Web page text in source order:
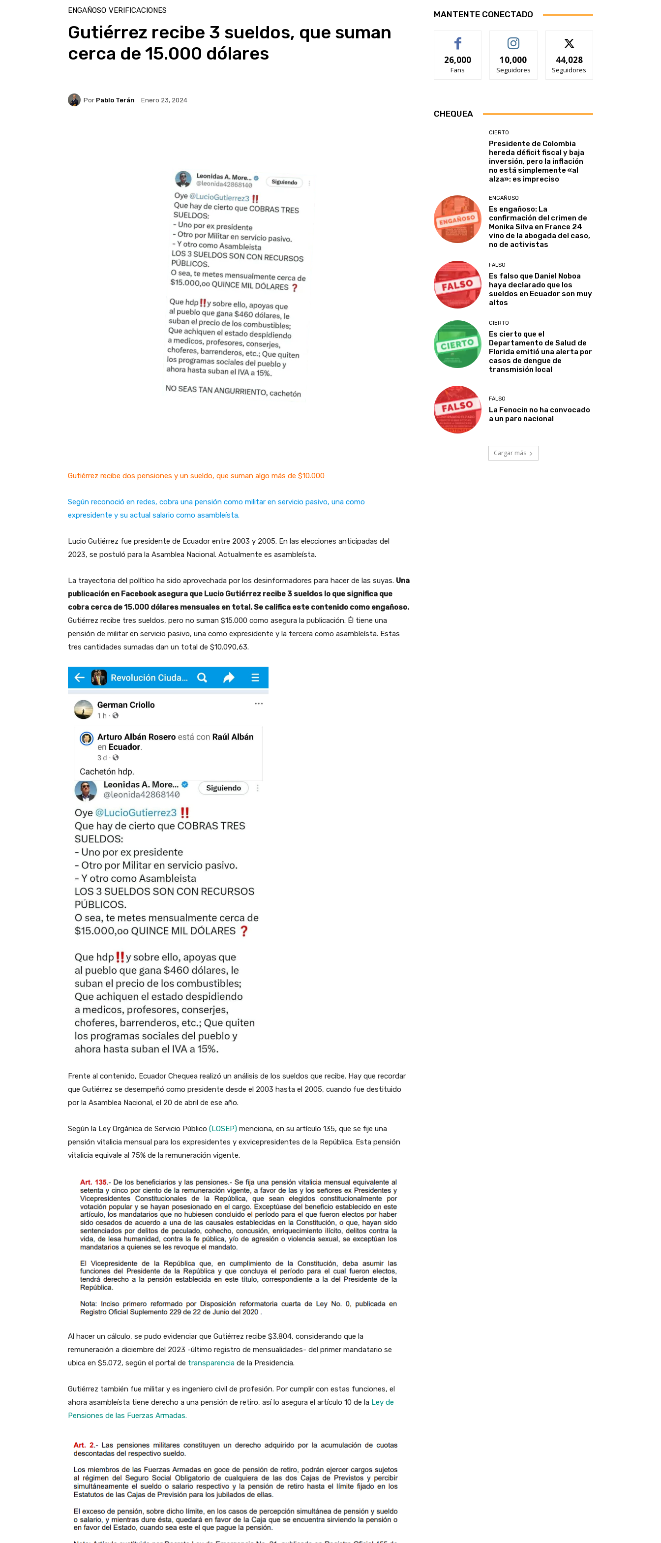
ENGAÑOSO VERIFICACIONES
Gutiérrez recibe 3 sueldos, que suman
cerca de 15.000 dólares
Por Pablo Terán Enero 23, 2024
Gutiérrez recibe dos pensiones y un sueldo, que suman algo más de $10.000
Según reconoció en redes, cobra una pensión como militar en servicio pasivo, una como
expresidente y su actual salario como asambleísta.
Lucio Gutiérrez fue presidente de Ecuador entre 2003 y 2005. En las elecciones anticipadas del
2023, se postuló para la Asamblea Nacional. Actualmente es asambleísta.
La trayectoria del político ha sido aprovechada por los desinformadores para hacer de las suyas. Una
publicación en Facebook asegura que Lucio Gutiérrez recibe 3 sueldos lo que significa que
cobra cerca de 15.000 dólares mensuales en total. Se califica este contenido como engañoso.
Gutiérrez recibe tres sueldos, pero no suman $15.000 como asegura la publicación. Él tiene una
pensión de militar en servicio pasivo, una como expresidente y la tercera como asambleísta. Estas
tres cantidades sumadas dan un total de $10.090,63.
Frente al contenido, Ecuador Chequea realizó un análisis de los sueldos que recibe. Hay que recordar
que Gutiérrez se desempeñó como presidente desde el 2003 hasta el 2005, cuando fue destituido
por la Asamblea Nacional, el 20 de abril de ese año.
Según la Ley Orgánica de Servicio Público (LOSEP) menciona, en su artículo 135, que se fije una
pensión vitalicia mensual para los expresidentes y exvicepresidentes de la República. Esta pensión
vitalicia equivale al 75% de la remuneración vigente.
Al hacer un cálculo, se pudo evidenciar que Gutiérrez recibe $3.804, considerando que la
remuneración a diciembre del 2023 -último registro de mensualidades- del primer mandatario se
ubica en $5.072, según el portal de transparencia de la Presidencia.
Gutiérrez también fue militar y es ingeniero civil de profesión. Por cumplir con estas funciones, el
ahora asambleísta tiene derecho a una pensión de retiro, así lo asegura el artículo 10 de la Ley de
Pensiones de las Fuerzas Armadas.
MANTENTE CONECTADO
26,000
Fans
10,000
Seguidores
44,028
Seguidores
CHEQUEA
CIERTO
Presidente de Colombia
hereda déficit fiscal y baja
inversión, pero la inflación
no está simplemente «al
alza»: es impreciso
ENGAÑOSO
Es engañoso: La
confirmación del crimen de
Monika Silva en France 24
vino de la abogada del caso,
no de activistas
FALSO
Es falso que Daniel Noboa
haya declarado que los
sueldos en Ecuador son muy
altos
CIERTO
Es cierto que el
Departamento de Salud de
Florida emitió una alerta por
casos de dengue de
transmisión local
FALSO
La Fenocin no ha convocado
a un paro nacional
Cargar más